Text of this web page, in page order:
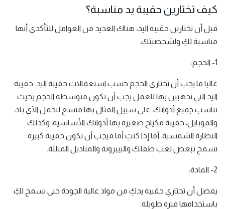
كيف تختارين حقيبة يد مناسبة؟
قبل أن تختارين حقيبة اليد، هناك العديد من العوامل للتأكدي أنها
مناسبة لكِ ولشخصيتك.
1- الحجم:
غالبا ما يجب أن تختاري الحجم حسب استعمالات حقيبة اليد. حقيبة
اليد التي تذهبين بها للعمل يجب أن تكون متوسطة الحجم بحيث
تناسب جميع أدواتك. على سبيل المثال بها متسع لتحمل الآي باد،
والموبايل، حقيبة مكياح صغيرة بها أدواتك الأساسية، وكذلك
النظارة الشمسية. أما إذا كنتِ أما فيجب أن تكون حقيبة كبيرة
تسمح ببعض لعب طفلك والبيبرونة والمناديل المبللة.
2- المادة:
يفضل أن تختاري حقيبة يدكِ من مواد عالية الجودة حتى تسمح لكِ
باستخدامها فترة طويلة.